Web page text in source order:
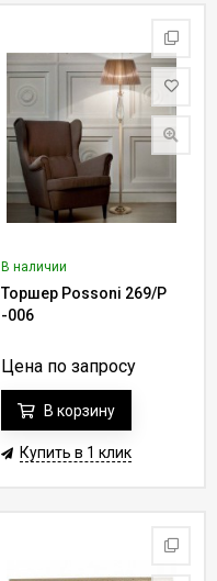
В наличии
Торшер Possoni 269/P
-006
Цена по запросу
В корзину
Купить в 1 клик